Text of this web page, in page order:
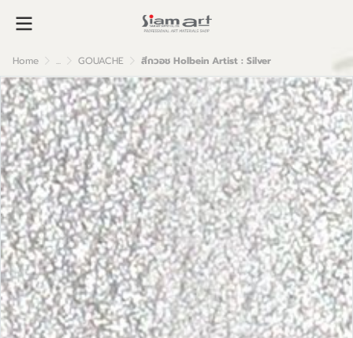
Home ... GOUACHE สีกวอช Holbein Artist : Silver